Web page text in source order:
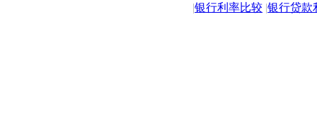
|银行利率比较 |银行贷款